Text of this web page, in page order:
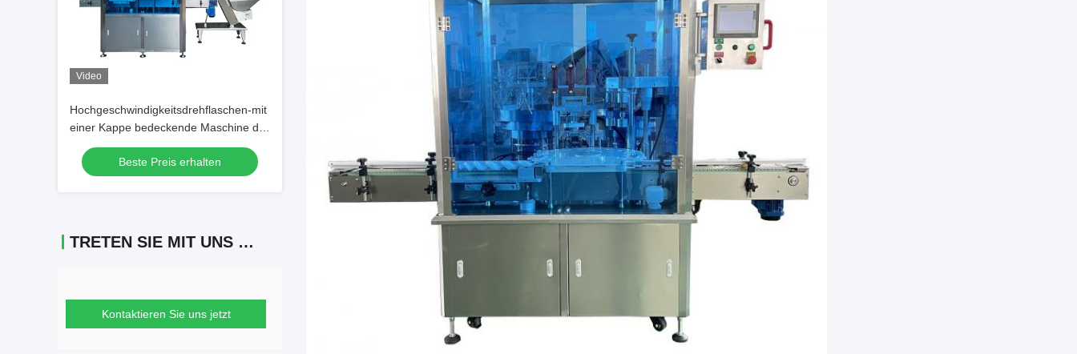
Video
Hochgeschwindigkeitsdrehflaschen-mit
einer Kappe bedeckende Maschine der
Kopf-6000bph 8 für Plastik-und Glas-
Flasche
Beste Preis erhalten
TRETEN SIE MIT UNS IN VERBINDUNG
Kontaktieren Sie uns jetzt